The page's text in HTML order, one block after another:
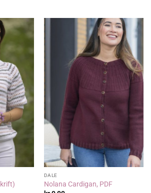
DALE
Nolana Cardigan, PDF